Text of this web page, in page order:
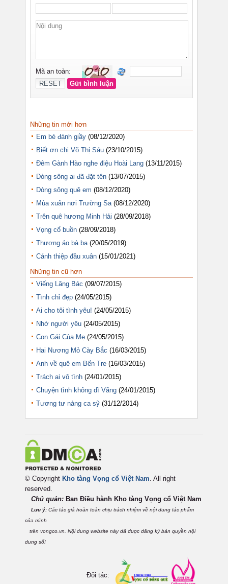
Những tin mới hơn
Em bé đánh giầy (08/12/2020)
Biết ơn chị Võ Thị Sáu (23/10/2015)
Đêm Gành Hào nghe điệu Hoài Lang (13/11/2015)
Dòng sông ai đã đặt tên (13/07/2015)
Dòng sông quê em (08/12/2020)
Mùa xuân nơi Trường Sa (08/12/2020)
Trên quê hương Minh Hải (28/09/2018)
Vọng cổ buồn (28/09/2018)
Thương áo bà ba (20/05/2019)
Cánh thiệp đầu xuân (15/01/2021)
Những tin cũ hơn
Viếng Lăng Bác (09/07/2015)
Tình chỉ đẹp (24/05/2015)
Ai cho tôi tình yêu! (24/05/2015)
Nhớ người yêu (24/05/2015)
Con Gái Của Mẹ (24/05/2015)
Hai Nương Mỏ Cày Bắc (16/03/2015)
Anh về quê em Bến Tre (16/03/2015)
Trách ai vô tình (24/01/2015)
Chuyện tình không dĩ Vãng (24/01/2015)
Tương tư nàng ca sỹ (31/12/2014)
© Copyright Kho tàng Vọng cổ Việt Nam. All right
reserved.
Chủ quản: Ban Điều hành Kho tàng Vọng cổ Việt Nam
Lưu ý: Các tác giả hoàn toàn chịu trách nhiệm về nội dung tác phẩm
của mình
trên vongco.vn. Nội dung website này đã được đăng ký bản quyền nội
dung số!
Đối tác: